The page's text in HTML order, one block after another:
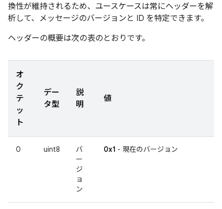
換性が維持されるため、ユースケースは常にヘッダーを解
析して、メッセージのバージョンと ID を特定できます。
ヘッダーの概要は次の表のとおりです。
オ
ク
テ
ッ
ト
デー
タ型
説
明
値
0 uint8
バ
ー
ジ
ョ
ン
0x1 - 現在のバージョン